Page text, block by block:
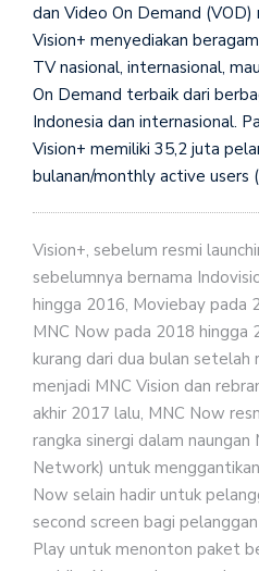
dan Video On Demand (VOD)
Vision+ menyediakan
TV nasional, internasional,
On Demand terbaik dari
Indonesia dan internasional.
Vision+ memiliki 35,2 juta
bulanan/monthly active users
Vision+, sebelum resmi
sebelumnya bernama
hingga 2016, Moviebay pada
MNC Now pada 2018 hingga
kurang dari dua bulan setelah
menjadi MNC Vision dan
akhir 2017 lalu, MNC Now
rangka sinergi dalam naungan
Network) untuk
Now selain hadir untuk
second screen bagi
Play untuk menonton paket